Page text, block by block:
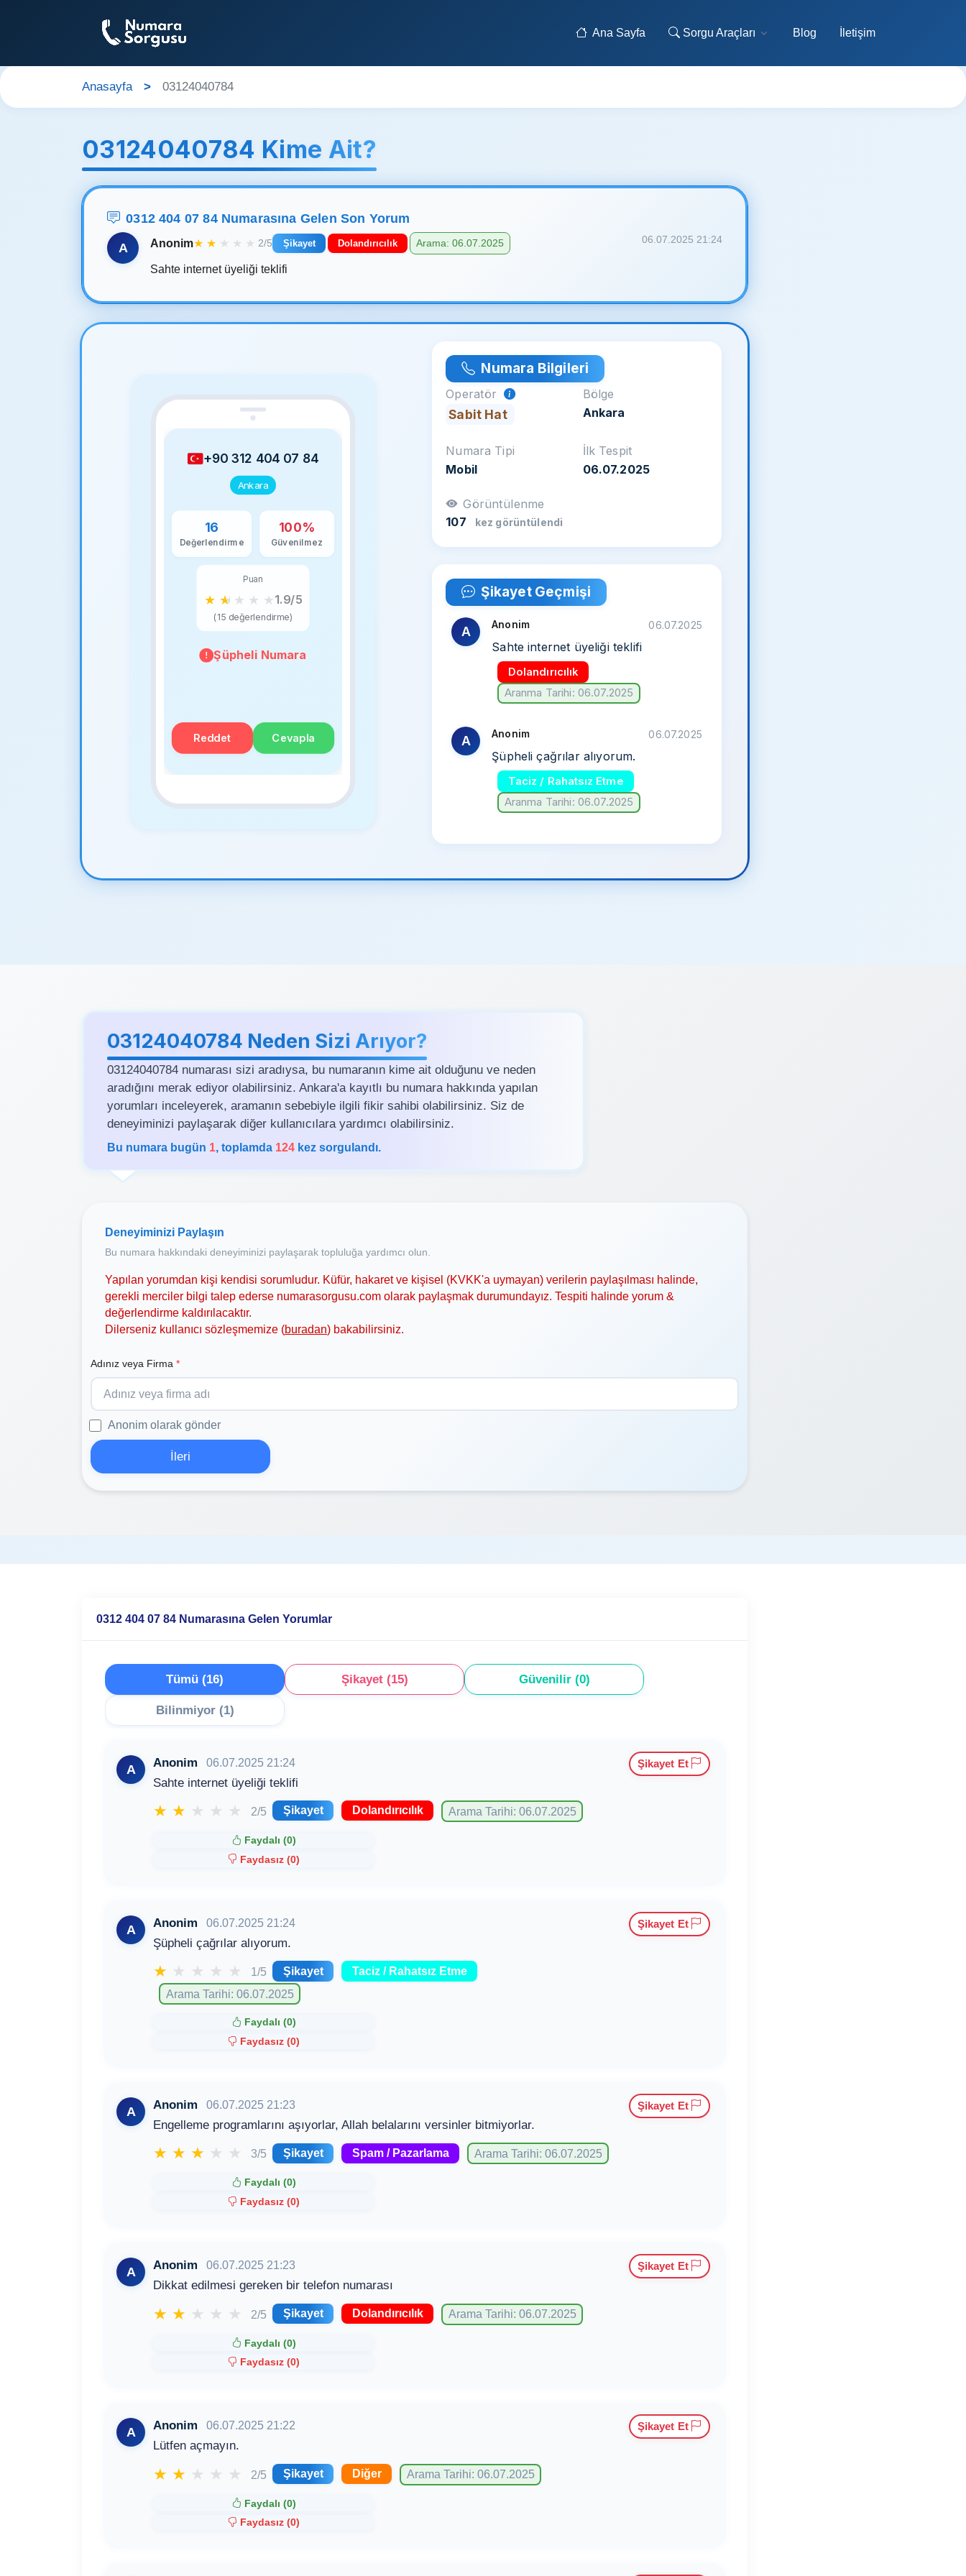
Ana Sayfa Sorgu Araçları Blog İletişim
Anasayfa 03124040784
03124040784 Kime Ait?
0312 404 07 84 Numarasına Gelen Son Yorum
A Anonim★ ★ ★ ★ ★ 2/5 Şikayet Dolandırıcılık Arama: 06.07.2025 06.07.2025 21:24
Sahte internet üyeliği teklifi
+90 312 404 07 84
Ankara
16
Değerlendirme
100%
Güvenilmez
Puan
★ ★ ★ ★ ★1.9/5
(15 değerlendirme)
Şüpheli Numara
Reddet Cevapla
Numara Bilgileri
Operatör
Sabit Hat
Bölge
Ankara
Numara Tipi
Mobil
İlk Tespit
06.07.2025
Görüntülenme
107
kez görüntülendi
Şikayet Geçmişi
A Anonim 06.07.2025
Sahte internet üyeliği teklifi
Dolandırıcılık
Aranma Tarihi: 06.07.2025
A Anonim 06.07.2025
Şüpheli çağrılar alıyorum.
Taciz / Rahatsız Etme
Aranma Tarihi: 06.07.2025
03124040784 Neden Sizi Arıyor?
03124040784 numarası sizi aradıysa, bu numaranın kime ait olduğunu ve neden
aradığını merak ediyor olabilirsiniz. Ankara'a kayıtlı bu numara hakkında yapılan
yorumları inceleyerek, aramanın sebebiyle ilgili fikir sahibi olabilirsiniz. Siz de
deneyiminizi paylaşarak diğer kullanıcılara yardımcı olabilirsiniz.
Bu numara bugün 1, toplamda 124 kez sorgulandı.
Deneyiminizi Paylaşın
Bu numara hakkındaki deneyiminizi paylaşarak topluluğa yardımcı olun.
Yapılan yorumdan kişi kendisi sorumludur. Küfür, hakaret ve kişisel (KVKK'a uymayan) verilerin paylaşılması halinde,
gerekli merciler bilgi talep ederse numarasorgusu.com olarak paylaşmak durumundayız. Tespiti halinde yorum &
değerlendirme kaldırılacaktır.
Dilerseniz kullanıcı sözleşmemize (buradan) bakabilirsiniz.
Adınız veya Firma *
Anonim olarak gönder
İleri
0312 404 07 84 Numarasına Gelen Yorumlar
Tümü (16) Şikayet (15) Güvenilir (0)
Bilinmiyor (1)
A Anonim 06.07.2025 21:24
Sahte internet üyeliği teklifi
★ ★ ★ ★ ★ 2/5 Şikayet Dolandırıcılık Arama Tarihi: 06.07.2025
Faydalı (0)
Faydasız (0)
Şikayet Et
A Anonim 06.07.2025 21:24
Şüpheli çağrılar alıyorum.
★ ★ ★ ★ ★ 1/5 Şikayet
Taciz / Rahatsız Etme
Arama Tarihi: 06.07.2025
Faydalı (0)
Faydasız (0)
Şikayet Et
A Anonim 06.07.2025 21:23
Engelleme programlarını aşıyorlar, Allah belalarını versinler bitmiyorlar.
★ ★ ★ ★ ★ 3/5 Şikayet Spam / Pazarlama Arama Tarihi: 06.07.2025
Faydalı (0)
Faydasız (0)
Şikayet Et
A Anonim 06.07.2025 21:23
Dikkat edilmesi gereken bir telefon numarası
★ ★ ★ ★ ★ 2/5 Şikayet Dolandırıcılık Arama Tarihi: 06.07.2025
Faydalı (0)
Faydasız (0)
Şikayet Et
A Anonim 06.07.2025 21:22
Lütfen açmayın.
★ ★ ★ ★ ★ 2/5 Şikayet Diğer Arama Tarihi: 06.07.2025
Faydalı (0)
Faydasız (0)
Şikayet Et